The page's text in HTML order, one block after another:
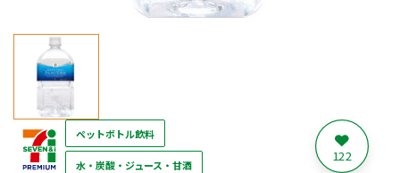
ペットボトル飲料
水・炭酸・ジュース・甘酒
122